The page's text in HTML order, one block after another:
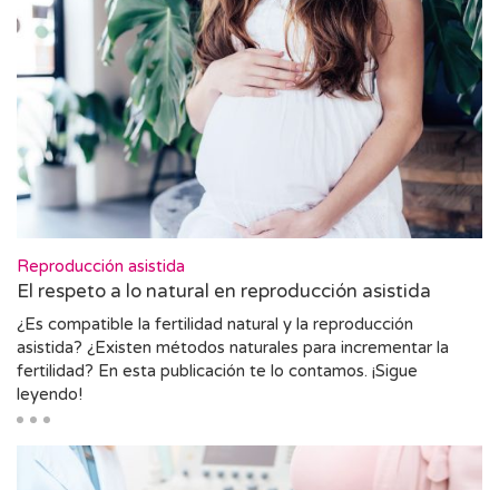
Reproducción asistida
El respeto a lo natural en reproducción asistida
¿Es compatible la fertilidad natural y la reproducción
asistida? ¿Existen métodos naturales para incrementar la
fertilidad? En esta publicación te lo contamos. ¡Sigue
leyendo!